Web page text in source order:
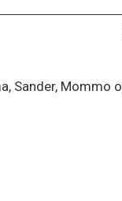
Sander, Mommo